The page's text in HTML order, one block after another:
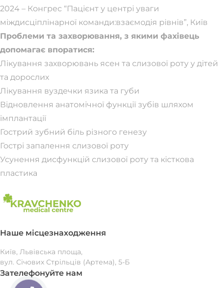
2024 – Конгрес “Пацієнт у центрі уваги
міждисціплінарної команди:взаємодія рівнів”, Київ
Проблеми та захворювання, з якими фахівець
допомагає впоратися:
Лікування захворювань ясен та слизової роту у дітей
та дорослих
Лікування вуздечки язика та губи
Відновлення анатомічної функції зубів шляхом
імплантації
Гострий зубний біль різного генезу
Гострі запалення слизової роту
Усунення дисфункцій слизової роту та кісткова
пластика
Наше місцезнаходження
Київ, Львівська площа,
вул. Січових Стрільців (Артема), 5-Б
Зателефонуйте нам